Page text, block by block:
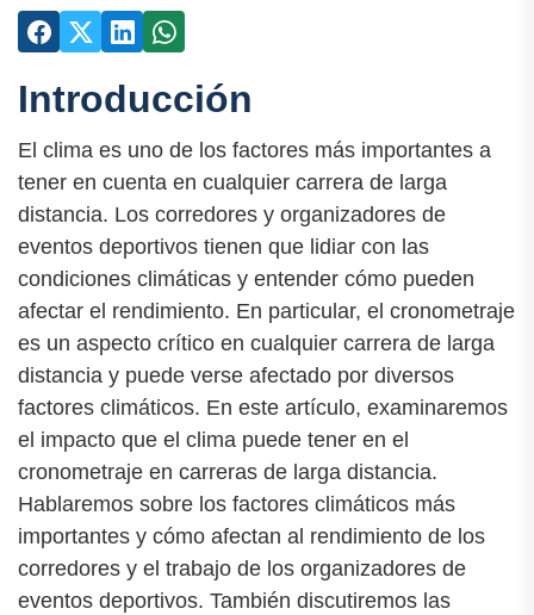
Introducción
El clima es uno de los factores más importantes a
tener en cuenta en cualquier carrera de larga
distancia. Los corredores y organizadores de
eventos deportivos tienen que lidiar con las
condiciones climáticas y entender cómo pueden
afectar el rendimiento. En particular, el cronometraje
es un aspecto crítico en cualquier carrera de larga
distancia y puede verse afectado por diversos
factores climáticos. En este artículo, examinaremos
el impacto que el clima puede tener en el
cronometraje en carreras de larga distancia.
Hablaremos sobre los factores climáticos más
importantes y cómo afectan al rendimiento de los
corredores y el trabajo de los organizadores de
eventos deportivos. También discutiremos las